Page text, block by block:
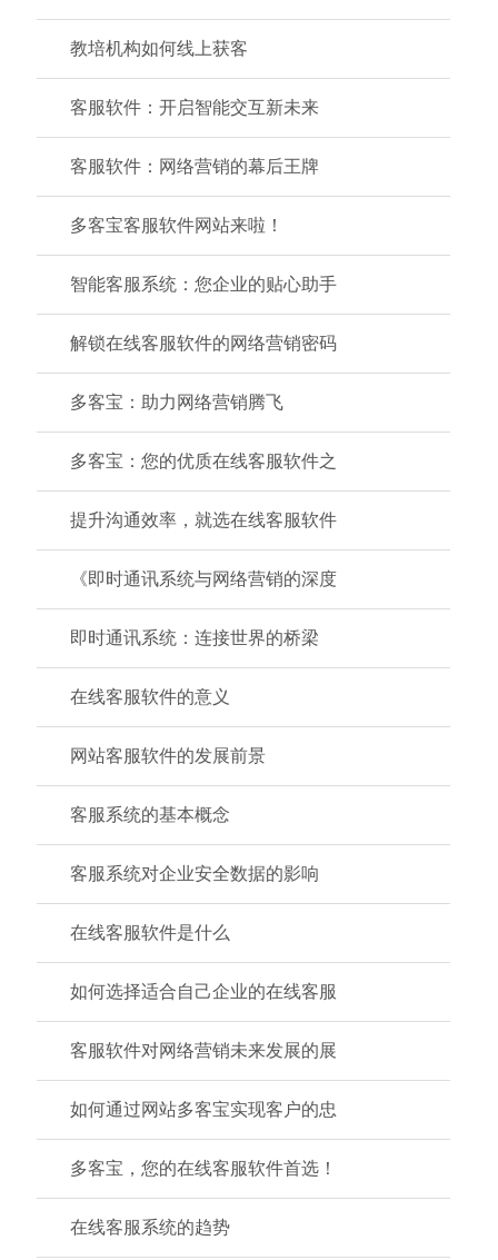
教培机构如何线上获客
客服软件：开启智能交互新未来
客服软件：网络营销的幕后王牌
多客宝客服软件网站来啦！
智能客服系统：您企业的贴心助手
解锁在线客服软件的网络营销密码
多客宝：助力网络营销腾飞
多客宝：您的优质在线客服软件之
提升沟通效率，就选在线客服软件
《即时通讯系统与网络营销的深度
即时通讯系统：连接世界的桥梁
在线客服软件的意义
网站客服软件的发展前景
客服系统的基本概念
客服系统对企业安全数据的影响
在线客服软件是什么
如何选择适合自己企业的在线客服
客服软件对网络营销未来发展的展
如何通过网站多客宝实现客户的忠
多客宝，您的在线客服软件首选！
在线客服系统的趋势